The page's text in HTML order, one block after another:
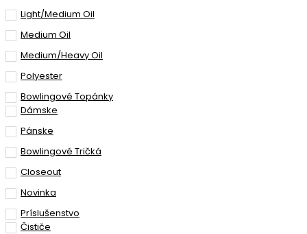
Light/Medium Oil
Medium Oil
Medium/Heavy Oil
Polyester
Bowlingové Topánky
Dámske
Pánske
Bowlingové Tričká
Closeout
Novinka
Príslušenstvo
Čističe